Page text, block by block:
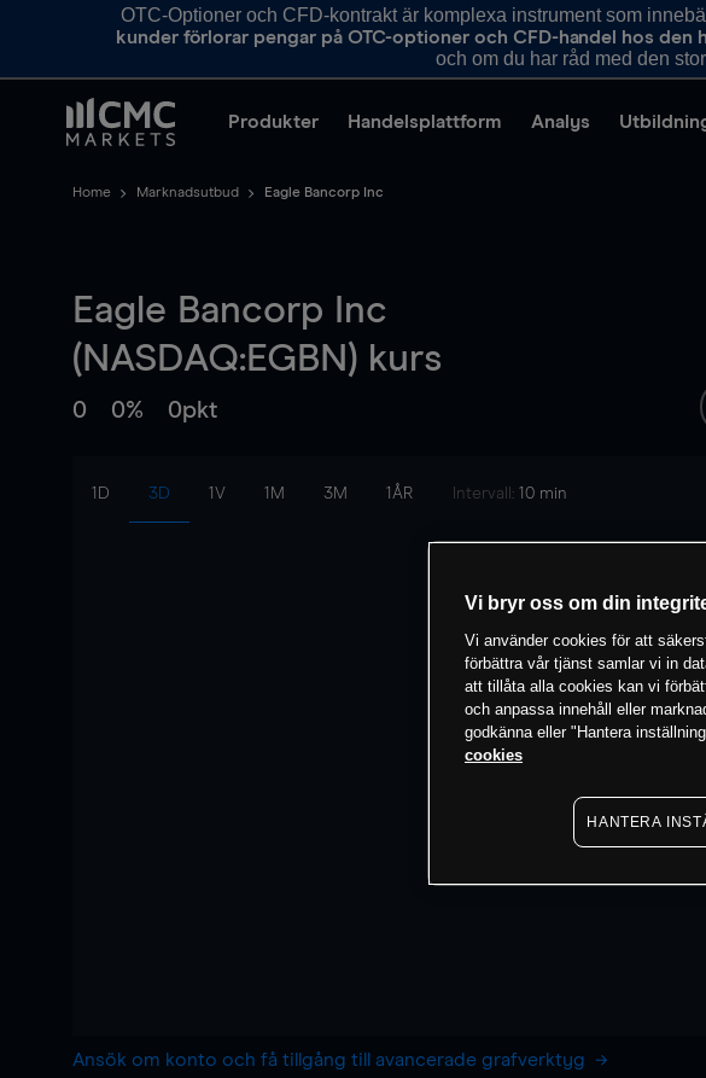
OTC-Optioner och CFD-kontrakt är komplexa instrument som
kunder förlorar pengar på OTC-optioner och CFD-handel hos den
och om du har råd med den
Produkter Handelsplattform Analys
Home Marknadsutbud Eagle Bancorp Inc
Eagle Bancorp Inc
(NASDAQ:EGBN) kurs
0 0% 0pkt
1D 3D 1V 1M 3M 1ÅR Intervall: 10 min
Ansök om konto och få tillgång till avancerade grafverktyg
Vi bryr oss om din
Vi använder cookies för att
förbättra vår tjänst samlar vi in
att tillåta alla cookies kan vi
och anpassa innehåll eller
godkänna eller "Hantera
cookies
HANTERA